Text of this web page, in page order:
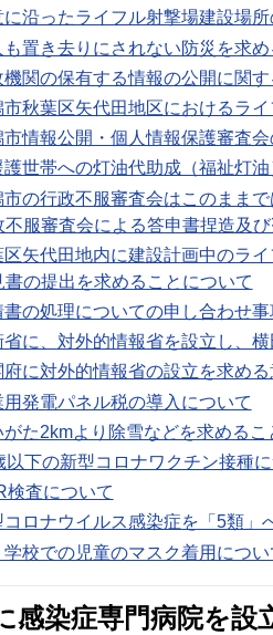
に沿ったライフル射撃場建設場
も置き去りにされない防災を求
機関の保有する情報の公開に関
市秋葉区矢代田地区におけるラ
市情報公開・個人情報保護審査
護世帯への灯油代助成（福祉灯
市の行政不服審査会はこのまま
不服審査会による答申書捏造及
区矢代田地内に建設計画中のラ
書の提出を求めることについて
書の処理についての申し合わせ
省に、対外的情報省を設立し、
府に対外的情報省の設立を求め
用発電パネル税の導入について
がた2kmより除雪などを求めるこ
以下の新型コロナワクチン接種
検査について
コロナウイルス感染症を「5類」
学校での児童のマスク着用につい
感染症専門病院を